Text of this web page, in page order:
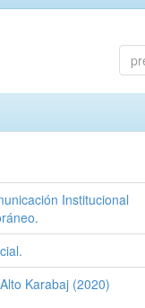
Institucional
Karabaj (2020)